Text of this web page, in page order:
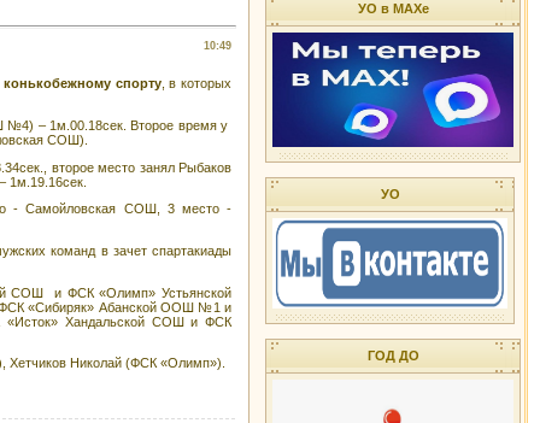
10:49
спорту, в которых
– 1м.00.18сек. Второе время у
СОШ).
второе место занял Рыбаков
1м.19.16сек.
- Самойловская СОШ, 3 место -
команд в зачет спартакиады
СОШ и ФСК «Олимп» Устьянской
ФСК «Сибиряк» Абанской ООШ №1 и
Хандальской СОШ и ФСК
Николай (ФСК «Олимп»).
УО в МАХе
УО
ГОД ДО